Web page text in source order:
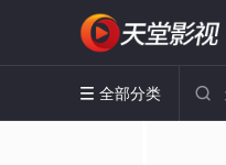
 全部分类 